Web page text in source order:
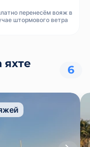
перенесём вояж в
штормового ветра
6